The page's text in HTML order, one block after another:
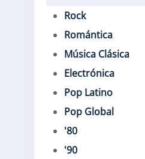
Rock
Romántica
Música Clásica
Electrónica
Pop Latino
Pop Global
'80
'90